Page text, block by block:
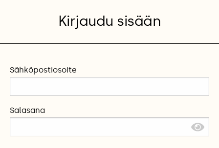
Kirjaudu sisään
Sähköpostiosoite
Salasana